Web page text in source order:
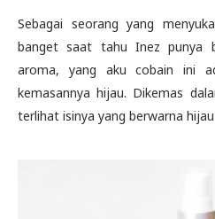
Sebagai seorang yang
banget saat tahu Inez punya
aroma, yang aku cobain ini
kemasannya hijau. Dikemas
terlihat isinya yang berwarna